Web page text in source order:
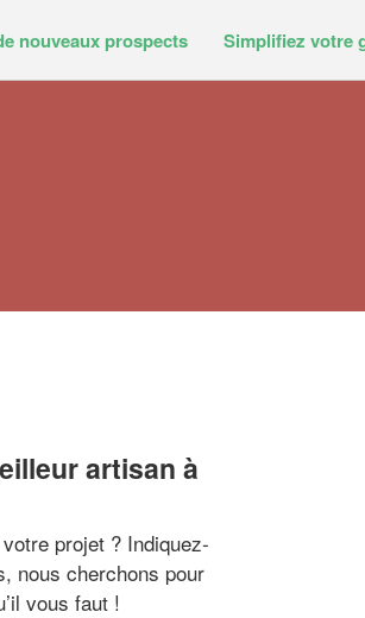
nouveaux prospects Simplifiez votre
artisan à
projet ? Indiquez-
nous cherchons pour
vous faut !